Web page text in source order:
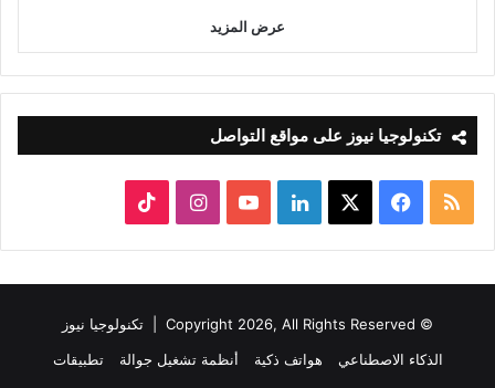
عرض المزيد
تكنولوجيا نيوز على مواقع التواصل
ملخص
الموقع
RSS
فيسبوك لينكدإن‫YouTubeانستقرام
© Copyright 2026, All Rights Reserved |
تكنولوجيا نيوز
الذكاء الاصطناعي
هواتف ذكية أنظمة تشغيل جوالة
تطبيقات